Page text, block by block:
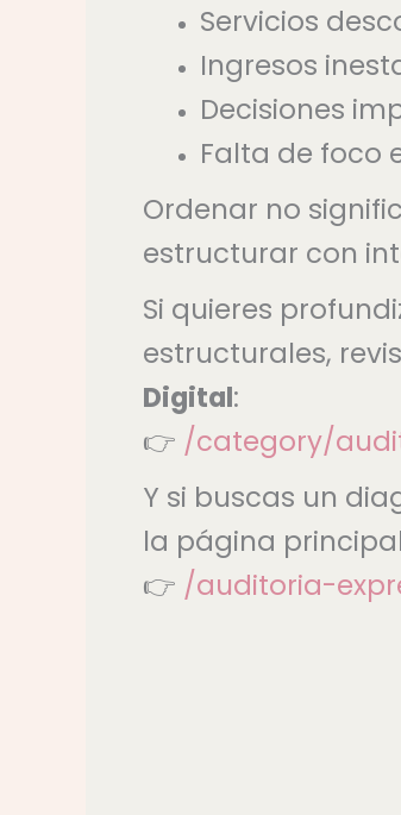
Servicios
Ingresos
Decisiones
Falta de foco
Ordenar no
estructurar con
Si quieres
estructurales,
Digital:
👉 /category/
Y si buscas un
la página
👉 /auditoria-